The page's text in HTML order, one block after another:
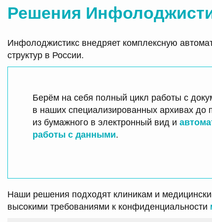
Решения
Инфолоджистикс внедряет комплексную
структур в России.
Берём на себя полный цикл работы с
в наших специализированных архивах до
из бумажного в электронный вид и
работы с данными.
Наши решения подходят клиникам и
высокими требованиями к конфиденциальности